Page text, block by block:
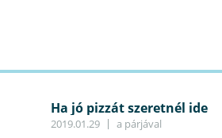
Ha jó pizzát szeretnél ide
gyere!
2019.01.29 a párjával